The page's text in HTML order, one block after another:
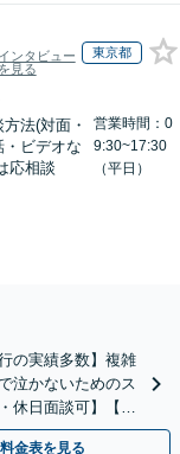
インタビュー
を見る
東京都
法(対面・
・ビデオな
応相談
営業時間：0
9:30~17:30
（平日）
の実績多数】複雑
泣かないためのス
休日面談可】【完
料金表を見る